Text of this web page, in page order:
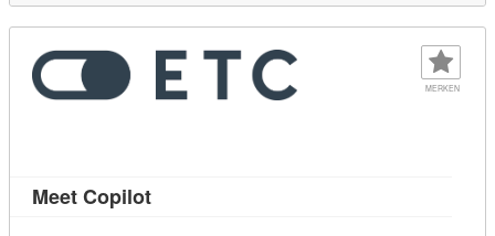
MERKEN
Meet CopilotKursdetail: Meet Copilot (11383357)